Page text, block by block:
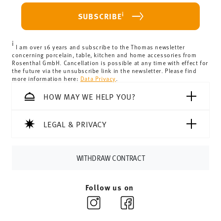
For Germany, these are 4,90 €. For all other countries, you
can view the delivery costs
delivery is free of charge.
Switzerland:delivery is free of charge for orders over
69,90 CHF. If the value of your purchase is less than
69,90 CHF, delivery charges are 36,90 CHF.
Tracking:You will receive a tracking code by e-mail as
Delivery time: 3-5 working days for delivery within
Germany for items in stock. You can view delivery times to
For returns, please use ourreturns service
SUBSCRIBEi
i I am over 16 years and subscribe to the Thomas newsletter
concerning porcelain, table, kitchen and home accessories from
Rosenthal GmbH. Cancellation is possible at any time with effect for
the future via the unsubscribe link in the newsletter. Please find
more information here: Data Privacy
HOW MAY WE HELP YOU?
LEGAL & PRIVACY
WITHDRAW CONTRACT
Follow us on